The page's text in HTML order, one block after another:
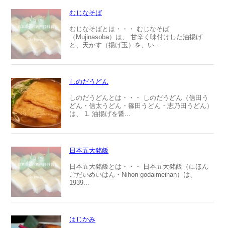
むじなそば
むじなそばとは・・・ むじなそば
（Mujinasoba）は、 甘辛く味付けした油揚げ
と、天かす（揚げ玉）を、い...
しのだうどん
しのだうどんとは・・・ しのだうどん（信田う
どん・信太うどん・篠田うどん・志乃田うどん）
は、 1. 油揚げを醤...
日本五大銘飯
日本五大銘飯とは・・・ 日本五大銘飯（にほん
ごだいめいはん・Nihon godaimeihan）は、
1939...
はじかみ